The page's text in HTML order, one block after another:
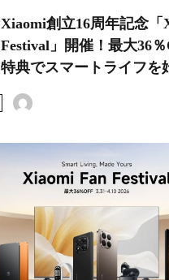
Xiaomi創立16周年記念「
Festival」開催！最大36
特典でスマートライフを